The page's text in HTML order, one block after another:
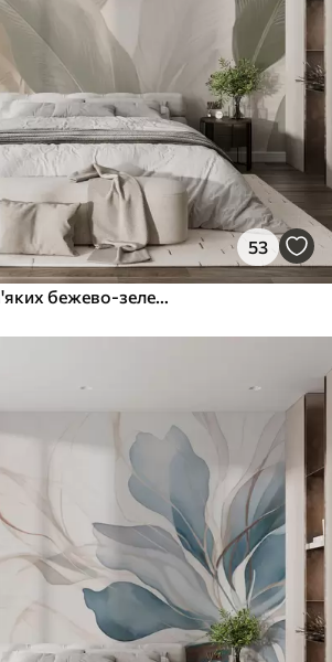
53
Тропічне листя в м'яких бежево-зелених тонах, з акварельним ефектом і ніжними переходами кольорів